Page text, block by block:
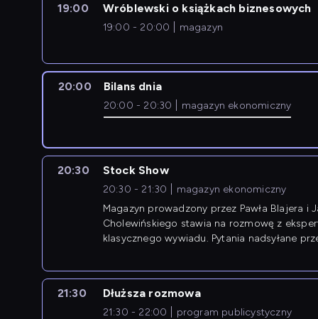
19:00 Wróblewski o książkach biznesowych
19:00 - 20:00 magazyn
20:00 Bilans dnia
20:00 - 20:30 magazyn ekonomiczny
20:30 Stock Show
20:30 - 21:30
magazyn ekonomiczny
Magazyn prowadzony przez Pawła Blajera i
Cholewińskiego stawia na rozmowę z
klasycznego wywiadu. Pytania nadsyłane
21:30 Dłuższa rozmowa
21:30 - 22:00
program publicystyczny